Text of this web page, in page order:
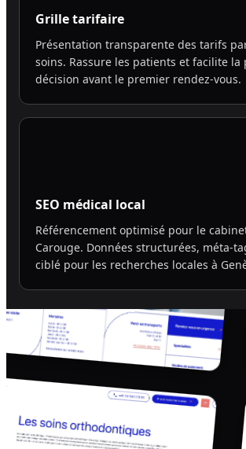
Grille tarifaire
Présentation transparente des tarifs
soins. Rassure les patients et facilite la
décision avant le premier rendez-vous.
SEO médical local
Référencement optimisé pour le
Carouge. Données structurées, méta-
ciblé pour les recherches locales à